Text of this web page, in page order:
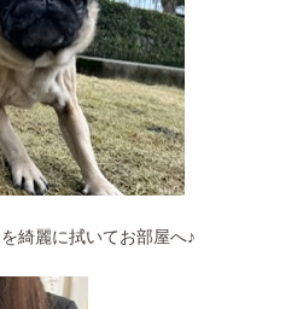
綺麗に拭いてお部屋へ♪